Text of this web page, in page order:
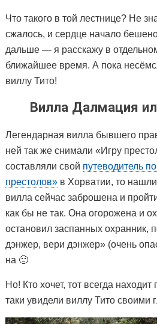
Что такого в той лестнице? Не
сжалось, и сердце начало
дальше — я расскажу в
ближайшее время. А пока
виллу Тито!
Вилла Далмация
Легендарная вилла бывшего
ней так же снимали «Игру
составляли свой путеводитель
престолов»в Хорватии, то
вилла сейчас заброшена и
как бы не так. Она огорожена и
остановил заспанных охранник,
дэнжер, вери дэнжер» (очень
на 🙁
Но! Кто хочет, тот всегда
таки увидели виллу Тито своими